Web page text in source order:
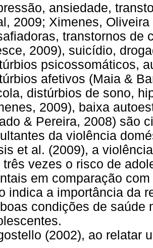
ansiedade,
2009; Ximenes,
transtornos de
2009), suicídio,
psicossomáticos,
afetivos (Maia &
distúrbios de sono,
2009), baixa
& Pereira, 2008) são
da violência
et al. (2009), a
três vezes o risco de
em comparação
indica a importância da
condições de saúde
(2002), ao relatar